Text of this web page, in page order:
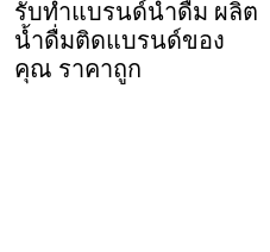
รับทำแบรนด์น้ำดื่ม ผลิต
น้ำดื่มติดแบรนด์ของ
คุณ ราคาถูก